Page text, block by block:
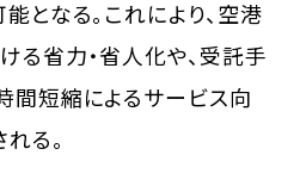
となる。これにより、空港
る省力・省人化や、受託手
間短縮によるサービス向
る。